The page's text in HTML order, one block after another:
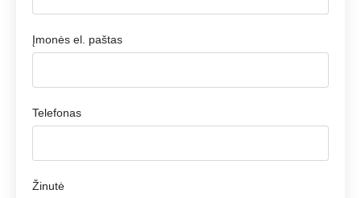
Įmonės el. paštas
Telefonas
Žinutė